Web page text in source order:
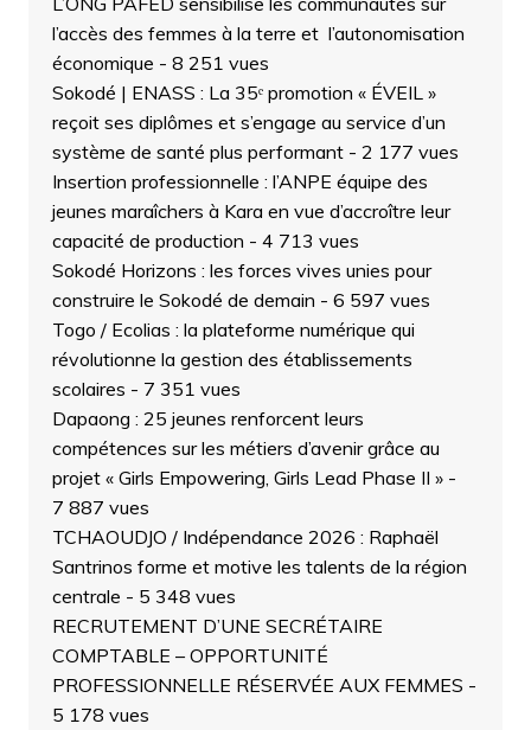
l’accès des femmes à la terre et l’autonomisation
économique - 8 251 vues
Sokodé | ENASS : La 35ᵉ promotion « ÉVEIL »
reçoit ses diplômes et s’engage au service d’un
système de santé plus performant- 2 177 vues
Insertion professionnelle : l’ANPE équipe des
jeunes maraîchers à Kara en vue d’accroître leur
capacité de production - 4 713 vues
Sokodé Horizons : les forces vives unies pour
construire le Sokodé de demain - 6 597 vues
Togo / Ecolias : la plateforme numérique qui
révolutionne la gestion des établissements
scolaires - 7 351 vues
Dapaong : 25 jeunes renforcent leurs
compétences sur les métiers d’avenir grâce au
projet « Girls Empowering, Girls Lead Phase II »-
7 887 vues
TCHAOUDJO / Indépendance 2026 : Raphaël
Santrinos forme et motive les talents de la région
centrale - 5 348 vues
RECRUTEMENT D’UNE SECRÉTAIRE
COMPTABLE – OPPORTUNITÉ
PROFESSIONNELLE RÉSERVÉE AUX FEMMES -
5 178 vues